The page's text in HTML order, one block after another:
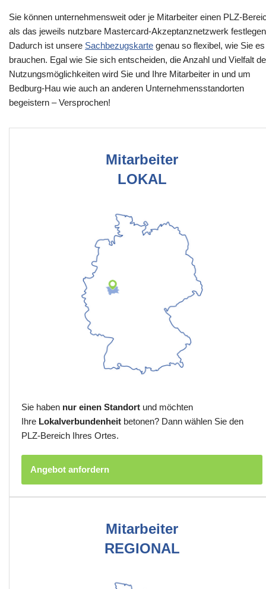
Sie können unternehmensweit oder je Mitarbeiter einen PLZ-
als das jeweils nutzbare Mastercard-Akzeptanznetzwerk
Dadurch ist unsere Sachbezugskarte genau so flexibel, wie Sie es
brauchen. Egal wie Sie sich entscheiden, die Anzahl und Vielfalt
Nutzungsmöglichkeiten wird Sie und Ihre Mitarbeiter in und um
Bedburg-Hau wie auch an anderen Unternehmensstandorten
begeistern – Versprochen!
Mitarbeiter
LOKAL
Sie haben nur einen Standort und möchten
Ihre Lokalverbundenheit betonen? Dann wählen Sie den
PLZ-Bereich Ihres Ortes.
Angebot anfordern
Mitarbeiter
REGIONAL